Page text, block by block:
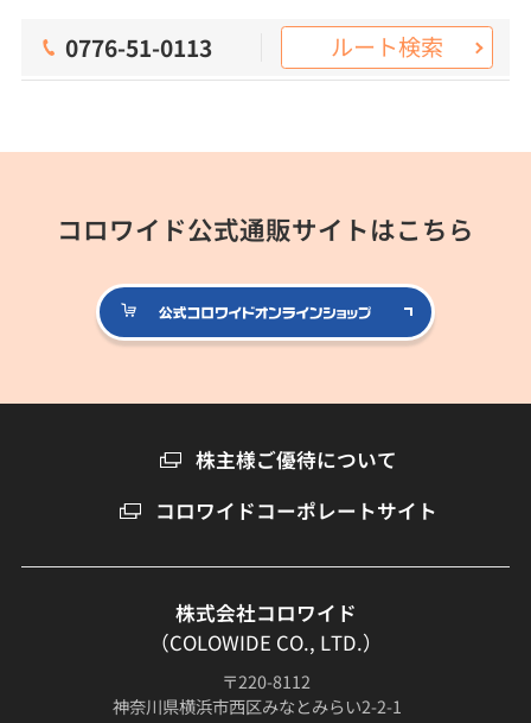
0776-51-0113 ルート検索
コロワイド公式通販サイトはこちら
公式コロ
株主様ご優待について
コロワイドコーポレートサイト
株式会社コロワイド
（COLOWIDE CO., LTD.）
〒220-8112
神奈川県横浜市西区みなとみらい2-2-1